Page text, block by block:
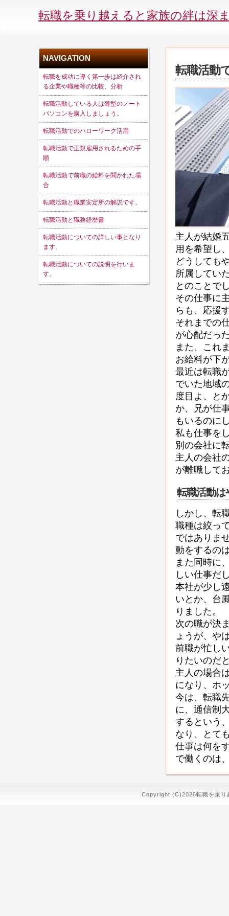
転職を乗り越えると家族の絆は深
NAVIGATION
転職を成功に導く第一歩は紹介され
る企業や職種等の比較、分析
転職活動している人は薄型のノート
パソコンを購入しましょう。
転職活動でのハローワーク活用
転職活動で正規雇用されるための手
順
転職活動で前職の給料を聞かれた場
合
転職活動と職業安定所の解説です。
転職活動と職務経歴書
転職活動についての詳しい事となり
ます。
転職活動についての説明を行いま
す。
転職活動
主人が結婚
用を希望し
どうしても
所属してい
とのことで
その仕事に
らも、応援
それまでの
が心配だっ
また、これ
お給料が下
最近は転職
でいた地域
度目よ、と
か、兄が仕
もいるのに
私も仕事を
別の会社に
主人の会社
が離職して
転職活動は
しかし、転
職種は絞っ
ではありま
動をするの
また同時に
しい仕事だ
本社が少し
いとか、台
りました。
次の職が決
ょうが、や
前職が忙し
りたいのだ
主人の場合
になり、ホ
今は、転職
に、通信制
するという
なり、とて
仕事は何を
で働くのは
Copyright (C)2026転職を乗